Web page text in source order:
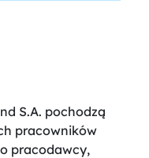
S.A. pochodzą
pracowników
pracodawcy,